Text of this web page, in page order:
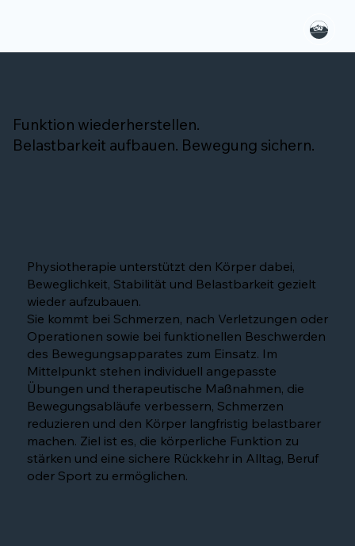
Funktion wiederherstellen.
Belastbarkeit aufbauen. Bewegung sichern.
Physiotherapie unterstützt den Körper dabei,
Beweglichkeit, Stabilität und Belastbarkeit gezielt
wieder aufzubauen.
Sie kommt bei Schmerzen, nach Verletzungen oder
Operationen sowie bei funktionellen Beschwerden
des Bewegungsapparates zum Einsatz. Im
Mittelpunkt stehen individuell angepasste
Übungen und therapeutische Maßnahmen, die
Bewegungsabläufe verbessern, Schmerzen
reduzieren und den Körper langfristig belastbarer
machen. Ziel ist es, die körperliche Funktion zu
stärken und eine sichere Rückkehr in Alltag, Beruf
oder Sport zu ermöglichen.